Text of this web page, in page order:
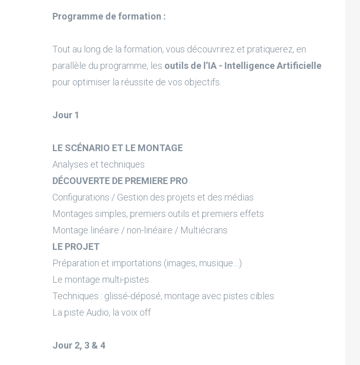
Programme de formation :
Tout au long de la formation, vous découvrirez et pratiquerez, en
parallèle du programme, les outils de l’IA - Intelligence Artificielle
pour optimiser la réussite de vos objectifs.
Jour 1
LE SCÉNARIO ET LE MONTAGE
Analyses et techniques
DÉCOUVERTE DE PREMIERE PRO
Configurations / Gestion des projets et des médias
Montages simples, premiers outils et premiers effets
Montage linéaire / non-linéaire / Multiécrans
LE PROJET
Préparation et importations (images, musique…)
Le montage multi-pistes
Techniques : glissé-déposé, montage avec pistes cibles
La piste Audio, la voix off
Jour 2, 3 & 4